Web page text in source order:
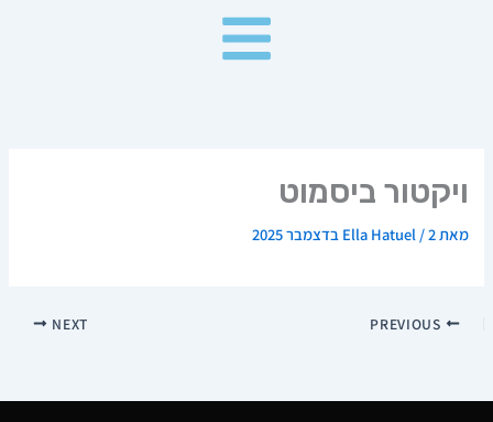
ויקטור ביסמוט
מאת Ella Hatuel /2 בדצמבר 2025
NEXT